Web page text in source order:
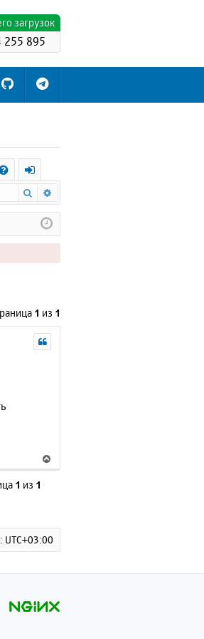
загрузок
255 895
Q
х
о
д
Поиск
1 из 1
е
т
с
а
1 из 1
UTC+03:00